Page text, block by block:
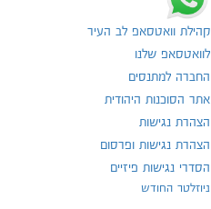
קהילת וואטסאפ לב העיר
לוואטסאפ שלנו
החברה למתנסים
אתר הסוכנות היהודית
הצהרת נגישות
הצהרת נגישות ופרסום
הסדרי נגישות פיזיים
ניוזלטר החודש